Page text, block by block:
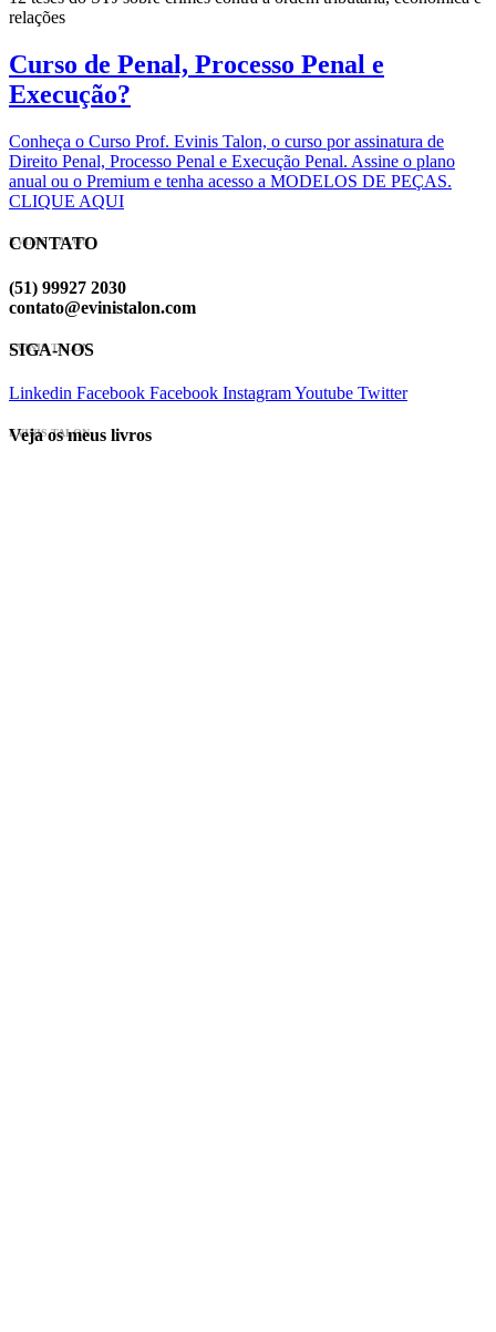
relações
Curso de Penal, Processo Penal e
Execução?
Conheça o Curso Prof. Evinis Talon, o curso por assinatura de
Direito Penal, Processo Penal e Execução Penal. Assine o plano
anual ou o Premium e tenha acesso a MODELOS DE PEÇAS.
CLIQUE AQUI
EVINIS TALON
CONTATO
(51) 99927 2030
contato@evinistalon.com
EVINIS TALON
SIGA-NOS
Linkedin Facebook Facebook InstagramYoutube Twitter
EVINIS TALON
Veja os meus livros